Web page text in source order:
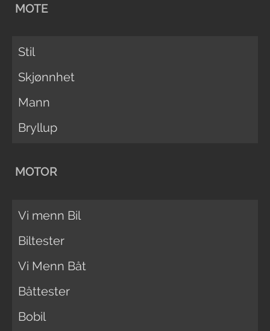
MOTE
Stil
Skjønnhet
Mann
Bryllup
MOTOR
Vi menn Bil
Biltester
Vi Menn Båt
Båttester
Bobil